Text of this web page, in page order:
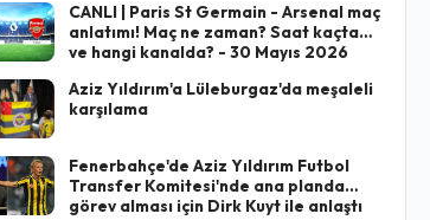
CANLI | Paris St Germain - Arsenal maç
anlatımı! Maç ne zaman? Saat kaçta
ve hangi kanalda? - 30 Mayıs 2026
Aziz Yıldırım'a Lüleburgaz'da meşaleli
karşılama
Fenerbahçe'de Aziz Yıldırım Futbol
Transfer Komitesi'nde ana planda
görev alması için Dirk Kuyt ile anlaştı